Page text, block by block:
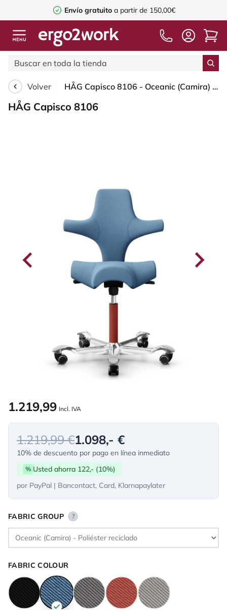
a partir de 150,00€
Volver HÅG Capisco 8106 - Oceanic (Camira) - Poliéster reciclado - OCI011 - Light blue - Blush Rose - 265 mm (seat height 53-79cm) - Hard castors for soft floors
HÅG Capisco 8106
1.219,99 Incl. IVA
1.219,99 €1.098,- €
10% de descuento por pago en línea inmediato
% Usted ahorra 122,- (10%)
por PayPal | Bancontact, Card, Klarnapaylater
FABRIC GROUP ?
FABRIC COLOUR